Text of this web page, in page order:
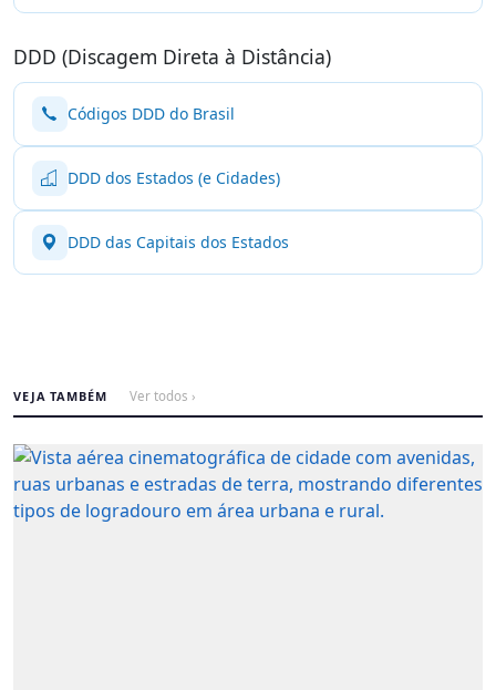
DDD (Discagem Direta à Distância)
Códigos DDD do Brasil
DDD dos Estados (e Cidades)
DDD das Capitais dos Estados
VEJA TAMBÉM Ver todos ›